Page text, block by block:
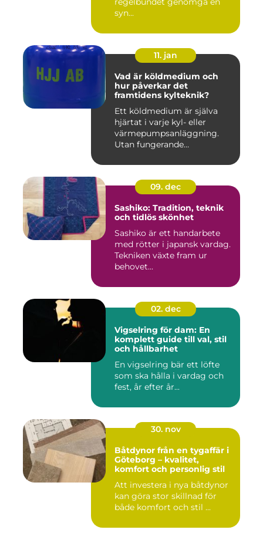
syn...
11. jan
Vad är köldmedium och
hur påverkar det
framtidens kylteknik?
Ett köldmedium är själva
hjärtat i varje kyl- eller
värmepumpsanläggning.
Utan fungerande
09. dec
Sashiko: Tradition, teknik
och tidlös skönhet
Sashiko är ett handarbete
med rötter i japansk vardag.
Tekniken växte fram ur
behovet...
02. dec
Vigselring för dam: En
komplett guide till val, stil
och hållbarhet
En vigselring bär ett löfte
som ska hålla i vardag och
fest, år efter år...
30. nov
Båtdynor från en tygaffär i
Göteborg – kvalitet,
komfort och personlig stil
Att investera i nya båtdynor
kan göra stor skillnad för
både komfort och stil ...